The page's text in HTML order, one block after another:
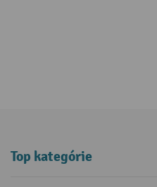
Top kategórie